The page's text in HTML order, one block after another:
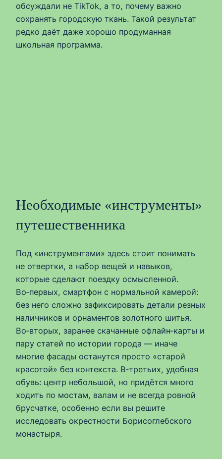
обсуждали не TikTok, а то, почему важно
сохранять городскую ткань. Такой результат
редко даёт даже хорошо продуманная
школьная программа.
Необходимые «инструменты»
путешественника
Под «инструментами» здесь стоит понимать
не отвертки, а набор вещей и навыков,
которые сделают поездку осмысленной.
Во‑первых, смартфон с нормальной камерой:
без него сложно зафиксировать детали резных
наличников и орнаментов золотного шитья.
Во‑вторых, заранее скачанные офлайн‑карты и
пару статей по истории города — иначе
многие фасады останутся просто «старой
красотой» без контекста. В‑третьих, удобная
обувь: центр небольшой, но придётся много
ходить по мостам, валам и не всегда ровной
брусчатке, особенно если вы решите
исследовать окрестности Борисоглебского
монастыря.